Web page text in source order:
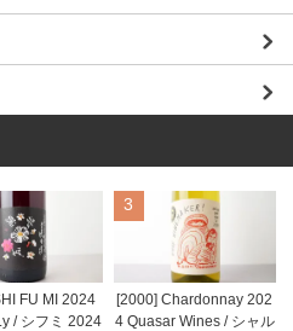
FU MI 2024
/ シフミ 2024
3
[2000] Chardonnay 202
4 Quasar Wines / シャル